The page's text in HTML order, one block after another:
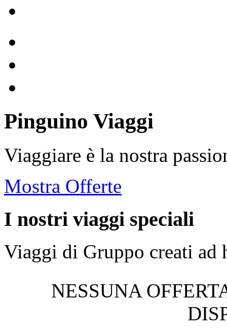
Pinguino Viaggi
Viaggiare è la nostra
Mostra Offerte
I nostri viaggi speciali
Viaggi di Gruppo creati ad
NESSUNA